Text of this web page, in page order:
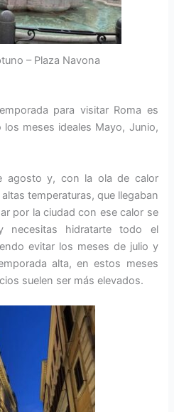
– Plaza Navona
para visitar Roma es
meses ideales Mayo, Junio,
agosto y, con la ola de calor
temperaturas, que llegaban
por la ciudad con ese calor se
necesitas hidratarte todo el
evitar los meses de julio y
alta, en estos meses
suelen ser más elevados.